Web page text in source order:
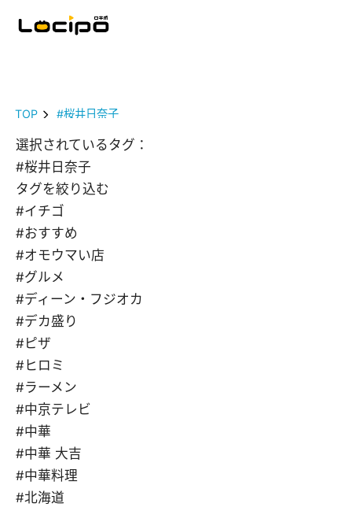
TOP #桜井日奈子
選択されているタグ：
#桜井日奈子
タグを絞り込む
#イチゴ
#おすすめ
#オモウマい店
#グルメ
#ディーン・フジオカ
#デカ盛り
#ピザ
#ヒロミ
#ラーメン
#中京テレビ
#中華
#中華 大吉
#中華料理
#北海道